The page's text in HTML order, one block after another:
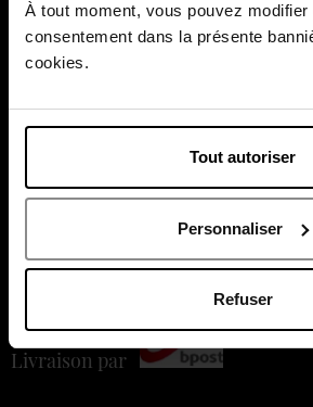
À tout moment, vous pouvez
consentement dans la présente
cookies.
Tout autoriser
Personnaliser
Refuser
À propos de nous
Nos services
Payez en toute sécurité
Livraison par